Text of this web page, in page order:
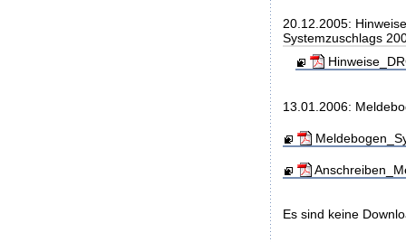
20.12.2005:
Systemzuschlags
13.01.2006:
Es sind keine